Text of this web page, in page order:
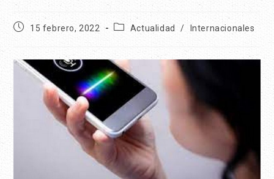
15 febrero, 2022 Actualidad / Internacionales